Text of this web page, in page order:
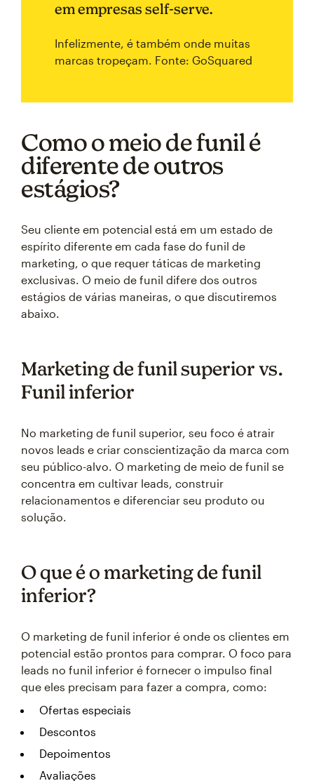
em empresas self-serve.
Infelizmente, é também onde muitas
marcas tropeçam. Fonte: GoSquared
Como o meio de funil é
diferente de outros
estágios?
Seu cliente em potencial está em um estado de
espírito diferente em cada fase do funil de
marketing, o que requer táticas de marketing
exclusivas. O meio de funil difere dos outros
estágios de várias maneiras, o que discutiremos
abaixo.
Marketing de funil superior vs.
Funil inferior
No marketing de funil superior, seu foco é atrair
novos leads e criar conscientização da marca com
seu público-alvo. O marketing de meio de funil se
concentra em cultivar leads, construir
relacionamentos e diferenciar seu produto ou
solução.
O que é o marketing de funil
inferior?
O marketing de funil inferior é onde os clientes em
potencial estão prontos para comprar. O foco para
leads no funil inferior é fornecer o impulso final
que eles precisam para fazer a compra, como:
Ofertas especiais
Descontos
Depoimentos
Avaliações